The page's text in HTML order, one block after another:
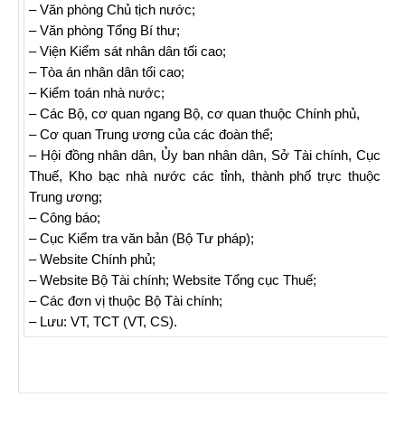
– Văn phòng Chủ tịch nước;
– Văn phòng Tổng Bí thư;
– Viện Kiểm sát nhân dân tối cao;
– Tòa án nhân dân tối cao;
– Kiểm toán nhà nước;
– Các Bộ, cơ quan ngang Bộ, cơ quan thuộc Chính phủ,
– Cơ quan Trung ương của các đoàn thể;
– Hội đồng nhân dân, Ủy ban nhân dân, Sở Tài chính, Cục
Thuế, Kho bạc nhà nước các tỉnh, thành phố trực thuộc
Trung ương;
– Công báo;
– Cục Kiểm tra văn bản (Bộ Tư pháp);
– Website Chính phủ;
– Website Bộ Tài chính; Website Tổng cục Thuế;
– Các đơn vị thuộc Bộ Tài chính;
– Lưu: VT, TCT (VT, CS).